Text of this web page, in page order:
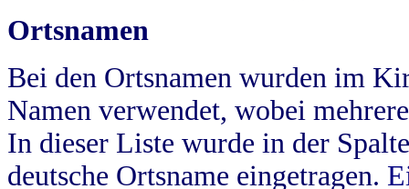
Ortsnamen
Bei den Ortsnamen wurden im
Namen verwendet, wobei
In dieser Liste wurde in der
deutsche Ortsname eingetragen.